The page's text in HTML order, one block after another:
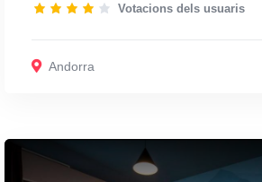
Votacions dels usuaris
Andorra